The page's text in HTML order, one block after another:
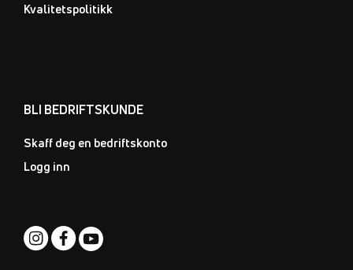
Kvalitetspolitikk
BLI BEDRIFTSKUNDE
Skaff deg en bedriftskonto
Logg inn